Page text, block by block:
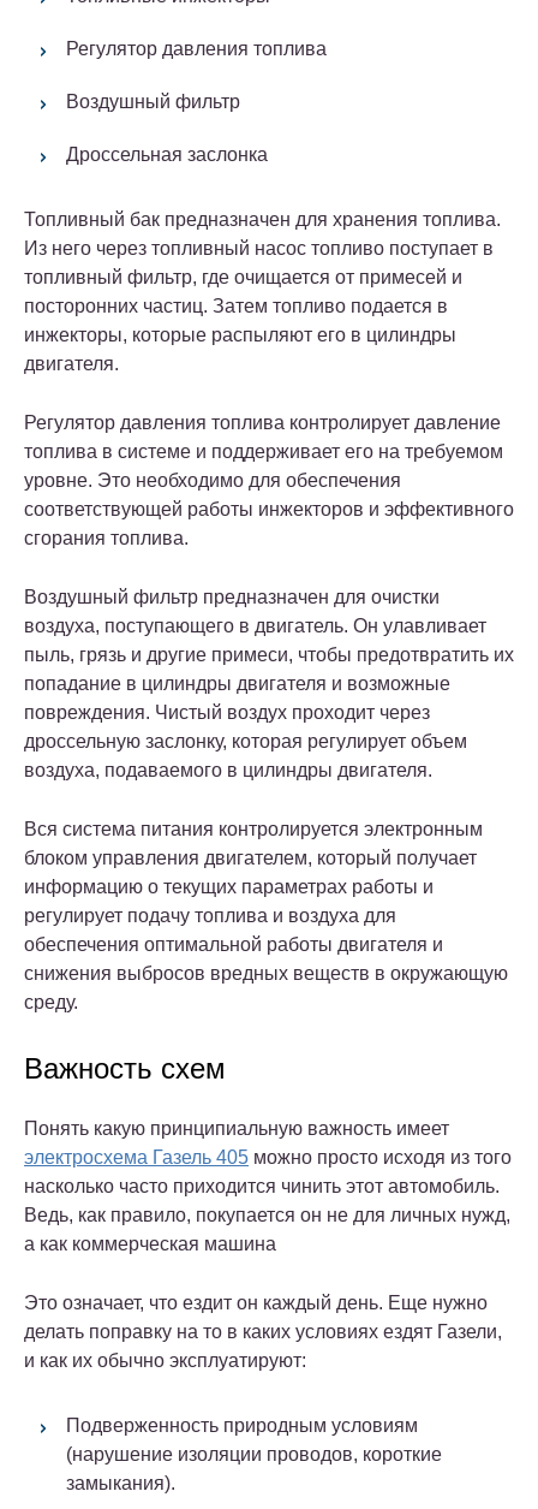
Регулятор давления топлива
Воздушный фильтр
Дроссельная заслонка
Топливный бак предназначен для хранения топлива.
Из него через топливный насос топливо поступает в
топливный фильтр, где очищается от примесей и
посторонних частиц. Затем топливо подается в
инжекторы, которые распыляют его в цилиндры
двигателя.
Регулятор давления топлива контролирует давление
топлива в системе и поддерживает его на требуемом
уровне. Это необходимо для обеспечения
соответствующей работы инжекторов и эффективного
сгорания топлива.
Воздушный фильтр предназначен для очистки
воздуха, поступающего в двигатель. Он улавливает
пыль, грязь и другие примеси, чтобы предотвратить их
попадание в цилиндры двигателя и возможные
повреждения. Чистый воздух проходит через
дроссельную заслонку, которая регулирует объем
воздуха, подаваемого в цилиндры двигателя.
Вся система питания контролируется электронным
блоком управления двигателем, который получает
информацию о текущих параметрах работы и
регулирует подачу топлива и воздуха для
обеспечения оптимальной работы двигателя и
снижения выбросов вредных веществ в окружающую
среду.
Важность схем
Понять какую принципиальную важность имеет
электросхема Газель 405 можно просто исходя из того
насколько часто приходится чинить этот автомобиль.
Ведь, как правило, покупается он не для личных нужд,
а как коммерческая машина
Это означает, что ездит он каждый день. Еще нужно
делать поправку на то в каких условиях ездят Газели,
и как их обычно эксплуатируют:
Подверженность природным условиям
(нарушение изоляции проводов, короткие
замыкания).